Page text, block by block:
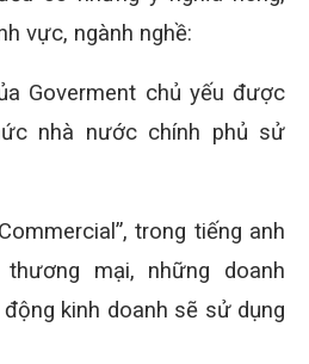
vực, ngành nghề:
Goverment chủ yếu được
nhà nước chính phủ sử
trong tiếng anh
mại, những doanh
kinh doanh sẽ sử dụng